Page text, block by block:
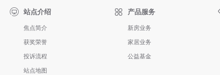
站点介绍
焦点简介
获奖荣誉
投诉流程
站点地图
 产品服务
新房业务
家居业务
公益基金